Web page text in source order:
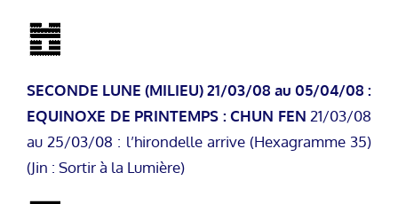
SECONDE LUNE (MILIEU)21/03/08 au 05/04/08 :
EQUINOXE DE PRINTEMPS : CHUN FEN 21/03/08
au 25/03/08 : l’hirondelle arrive (Hexagramme 35)
(Jin : Sortir à la Lumière)